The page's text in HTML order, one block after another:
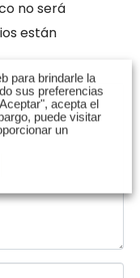
no será
están
para brindarle la
sus preferencias
acepta el
puede visitar
un